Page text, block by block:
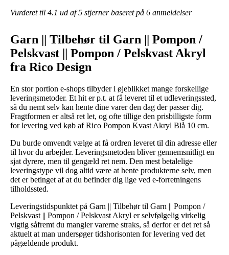
Vurderet til 4.1 ud af 5 stjerner baseret på 6 anmeldelser
Garn || Tilbehør til Garn || Pompon /
Pelskvast || Pompon / Pelskvast Akryl
fra Rico Design
En stor portion e-shops tilbyder i øjeblikket mange forskellige
leveringsmetoder. Et hit er p.t. at få leveret til et udleveringssted,
så du nemt selv kan hente dine varer den dag der passer dig.
Fragtformen er altså ret let, og ofte tillige den prisbilligste form
for levering ved køb af Rico Pompon Kvast Akryl Blå 10 cm.
Du burde omvendt vælge at få ordren leveret til din adresse eller
til hvor du arbejder. Leveringsmetoden bliver gennemsnitligt en
sjat dyrere, men til gengæld ret nem. Den mest betalelige
leveringstype vil dog altid være at hente produkterne selv, men
det er betinget af at du befinder dig lige ved e-forretningens
tilholdssted.
Leveringstidspunktet på Garn || Tilbehør til Garn || Pompon /
Pelskvast || Pompon / Pelskvast Akryl er selvfølgelig virkelig
vigtig såfremt du mangler varerne straks, så derfor er det ret så
aktuelt at man undersøger tidshorisonten for levering ved det
pågældende produkt.